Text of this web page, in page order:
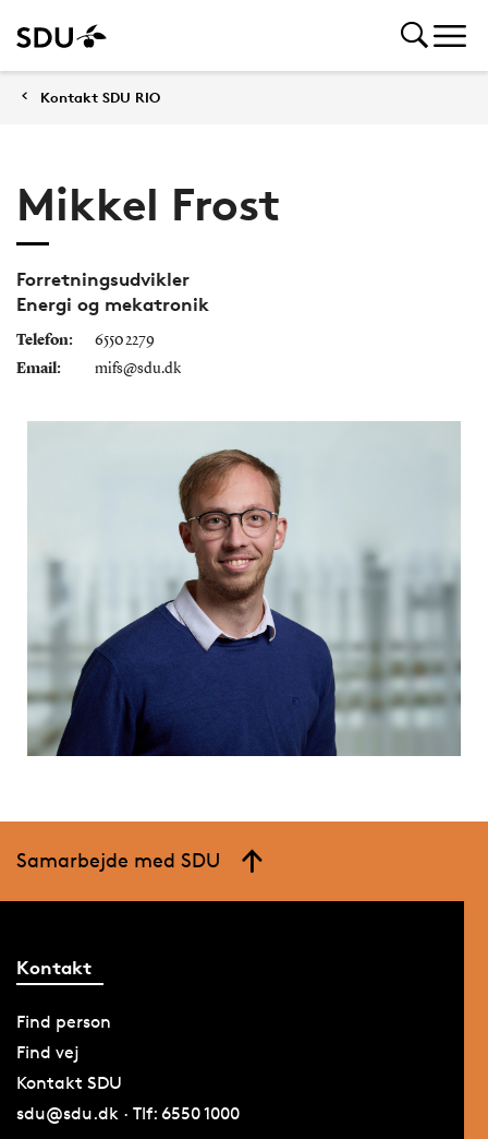
Kontakt SDU RIO
Mikkel Frost
Forretningsudvikler
Energi og mekatronik
Telefon:
6550 2279
Email:
mifs@sdu.dk
Samarbejde med SDU
Kontakt
Find person
Find vej
Kontakt SDU
sdu@sdu.dk · Tlf: 6550 1000